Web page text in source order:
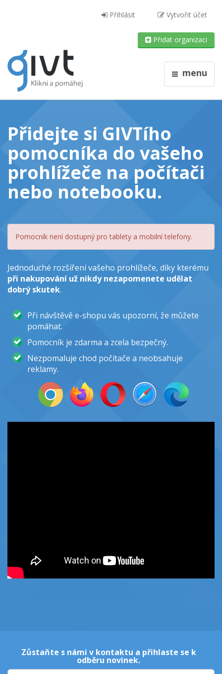
Přihlásit Vytvořit účet
Přidat organizaci
menu
Přidejte si GIVTího
pomocníka do vašeho
prohlížeče na počítači
nebo notebooku.
Pomocník není dostupný pro tablety a mobilní telefony.
Jednoduché rozšíření vašeho prohlížeče, díky kterému
při nakupování už nikdy nezapomenete udělat
dobrý skutek.
Při návštěvě e-shopu vás upozorní, že můžete
pomáhat.
Pomocník je zdarma a zcela bezpečný.
Nezpomaluje chod počítače a neobsahuje
reklamy.
Zůstaňte s námi v kontaktu a přihlaste se k
odběru novinek.